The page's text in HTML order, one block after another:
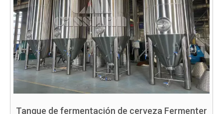
Tanque de fermentación de cerveza Fermenter